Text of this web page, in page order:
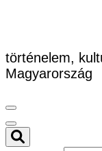
történelem,
Magyarország